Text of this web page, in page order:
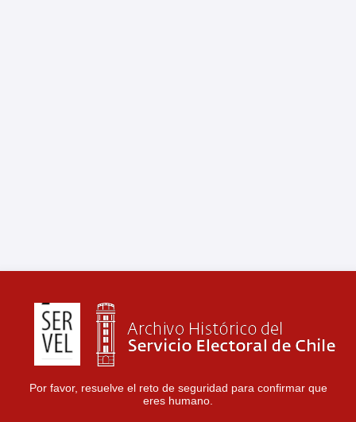
Por favor, resuelve el reto de seguridad para confirmar que
eres humano.